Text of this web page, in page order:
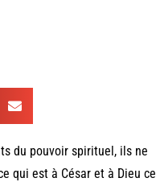
du pouvoir spirituel, ils ne
qui est à César et à Dieu ce